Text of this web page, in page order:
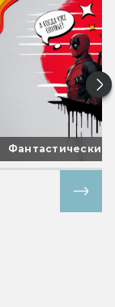
Фантастические